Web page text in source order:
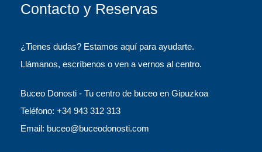
Contacto y Reservas
¿Tienes dudas? Estamos aquí para ayudarte.
Llámanos, escríbenos o ven a vernos al centro.
Buceo Donosti - Tu centro de buceo en Gipuzkoa
Teléfono: +34 943 312 313
Email: buceo@buceodonosti.com